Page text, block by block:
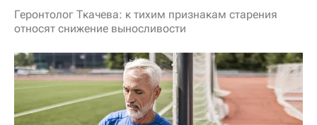
Геронтолог Ткачева: к тихим признакам старения
относят снижение выносливости